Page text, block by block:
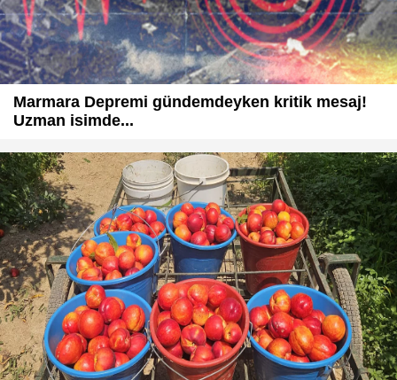
Marmara Depremi gündemdeyken kritik mesaj!
Uzman isimde...